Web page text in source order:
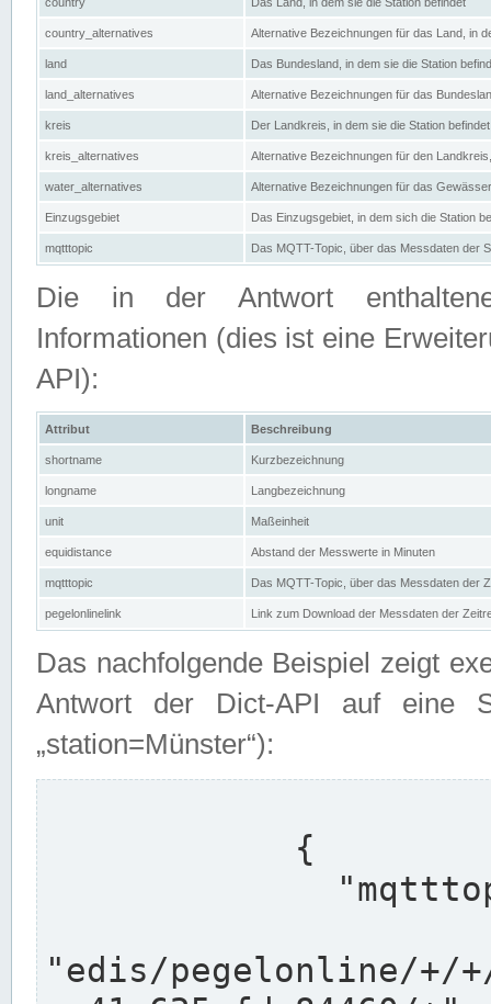
country_alternatives Alternative Bezeichnungen für das Land, in
land Das Bundesland, in dem sie die Station
land_alternatives Alternative Bezeichnungen für das
kreis Der Landkreis, in dem sie die Station befindet
kreis_alternatives Alternative Bezeichnungen für den
water_alternatives Alternative Bezeichnungen für das
Einzugsgebiet Das Einzugsgebiet, in dem sich die Station
mqtttopic Das MQTT-Topic, über das Messdaten der
Die in der Antwort
Informationen (dies ist eine
API):
Attribut Beschreibung
shortname Kurzbezeichnung
longname Langbezeichnung
unit Maßeinheit
equidistance Abstand der Messwerte in Minuten
mqtttopic Das MQTT-Topic, über das Messdaten der
pegelonlinelink Link zum Download der Messdaten der
Das nachfolgende Beispiel zeigt
Antwort der Dict-API auf eine
„station=Münster“):
"edis/pegelonline/+/